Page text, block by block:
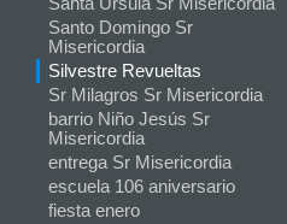
Santo Domingo Sr
Misericordia
Silvestre Revueltas
Sr Milagros Sr Misericordia
barrio Niño Jesús Sr
Misericordia
entrega Sr Misericordia
escuela 106 aniversario
fiesta enero